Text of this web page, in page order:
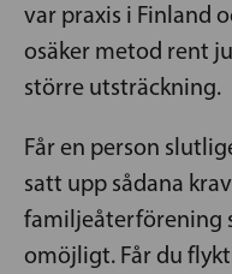
var praxis i Finland
osäker metod rent
större utsträckning.
Får en person
satt upp sådana
familjeåterförening
omöjligt. Får du